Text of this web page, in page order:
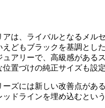
は、ライバルとなるメル
どもブラックを基調とし
ュアリーで、高級感がある
置づけの純正サイズも設定
ズには新しい改善点があ
ドラインを埋め込むとい